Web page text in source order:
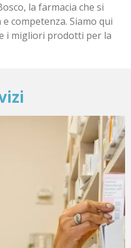
la farmacia che si
competenza. Siamo qui
i migliori prodotti per la